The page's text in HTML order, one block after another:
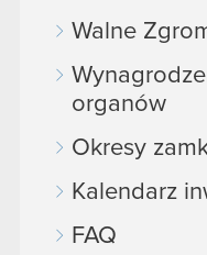
Walne
organów
Okresy
Kalendarz
FAQ